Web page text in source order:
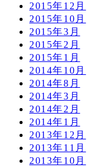
2015年12月
2015年10月
2015年3月
2015年2月
2015年1月
2014年10月
2014年8月
2014年3月
2014年2月
2014年1月
2013年12月
2013年11月
2013年10月